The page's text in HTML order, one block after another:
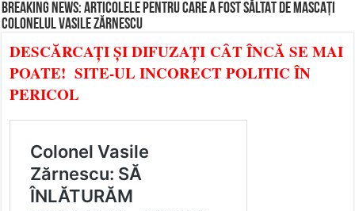
BREAKING NEWS: ARTICOLELE PENTRU CARE A FOST SĂLTAT DE MASCAȚI
COLONELUL VASILE ZĂRNESCU
DESCĂRCAȚI ȘI DIFUZAȚI CÂT ÎNCĂ SE MAI
POATE! SITE-UL INCORECT POLITIC ÎN
PERICOL